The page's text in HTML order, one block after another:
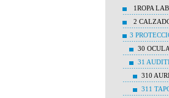
1ROPA
2
3
30
31
310
311